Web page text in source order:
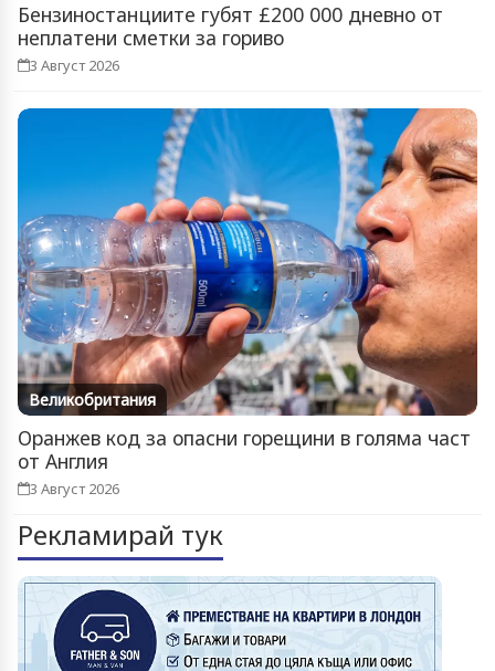
Бензиностанциите губят £200 000 дневно от
неплатени сметки за гориво
3 Август 2026
Великобритания
Оранжев код за опасни горещини в голяма част
от Англия
3 Август 2026
Рекламирай тук